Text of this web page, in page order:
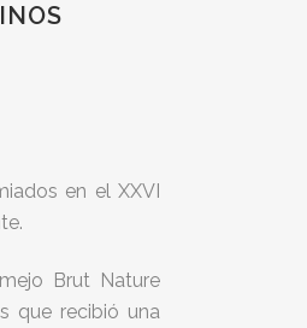
en el XXVI
Brut Nature
que recibió una